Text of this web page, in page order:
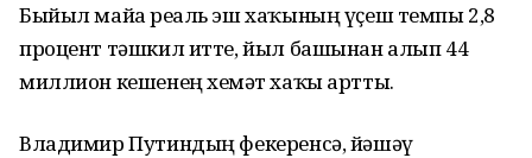
Быйыл майҙа реаль эш хаҡының үҫеш темпы 2,8
процент тәшкил итте, йыл башынан алып 44
миллион кешенең хеҙмәт хаҡы артты.
Владимир Путиндың фекеренсә, йәшәү